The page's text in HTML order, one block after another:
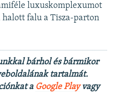
luxuskomplexumot
halott falu a Tisza-parton
bárhol és bármikor
tartalmát.
a Google Playvagy